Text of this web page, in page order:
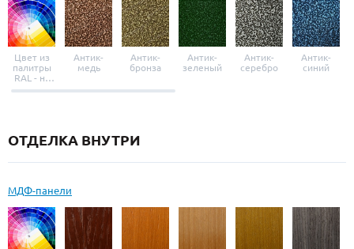
Цвет из
палитры
RAL - на
выбор
Антик-
медь
Антик-
бронза
Антик-
зеленый
Антик-
серебро
Антик-
синий
ОТДЕЛКА ВНУТРИ
МДФ-панели